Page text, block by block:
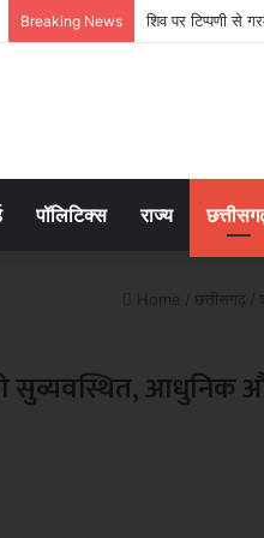
Breaking News शिव पर टिप्पणी से
पॉलिटिक्स राज्य
Home / छत्तीसगढ़ /
सुव्यवस्थित, आधुनिक